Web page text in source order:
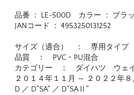
品番 ： LE-500D カラー ： ブラ
JANコード ： 4953250131252
サイズ（適合） ： 専用タイプ
品質 ： PVC・PU混合
カテゴリー ： ダイハツ ウェイ
２０１４年１１月 ～ ２０２２年８
D ／ D”SA” ／ D”SAⅡ”